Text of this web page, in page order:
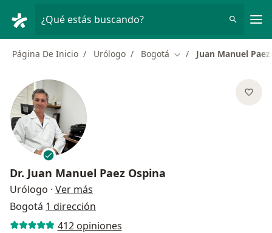
¿Qué estás buscando?
Página De Inicio Urólogo Bogotá Cambiar de ciudad
Juan Manuel
Dr. Juan Manuel Paez Ospina
Urólogo · Ver más
Bogotá 1 dirección
412 opiniones